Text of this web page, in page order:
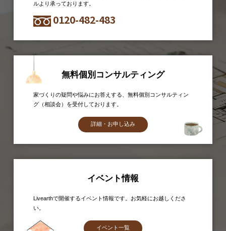
ルより承っております。
0120-482-483
無料個別コンサルティング
家づくりの疑問や悩みにお答えする、無料個別コンサルティン
グ（相談会）を受付しております。
詳細・お申し込み
イベント情報
Livearthで開催するイベント情報です。お気軽にお越しくださ
い。
イベント一覧